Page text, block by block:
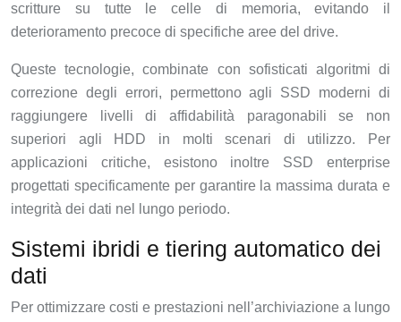
scritture su tutte le celle di memoria, evitando il
deterioramento precoce di specifiche aree del drive.
Queste tecnologie, combinate con sofisticati algoritmi di
correzione degli errori, permettono agli SSD moderni di
raggiungere livelli di affidabilità paragonabili se non
superiori agli HDD in molti scenari di utilizzo. Per
applicazioni critiche, esistono inoltre SSD enterprise
progettati specificamente per garantire la massima durata e
integrità dei dati nel lungo periodo.
Sistemi ibridi e tiering automatico dei
dati
Per ottimizzare costi e prestazioni nell’archiviazione a lungo